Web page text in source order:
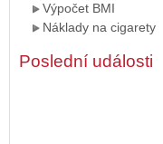
Výpočet BMI
Náklady na cigarety
Poslední události